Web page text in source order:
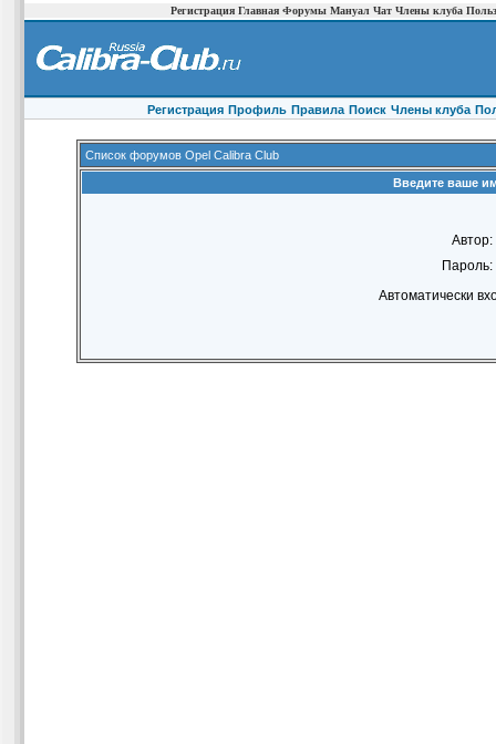
Регистрация Главная Форумы Мануал Чат Члены клуба
Регистрация Профиль Правила Поиск Члены клуба
Список форумов Opel Calibra Club
Введите ваше
Автор:
Пароль:
Автоматически